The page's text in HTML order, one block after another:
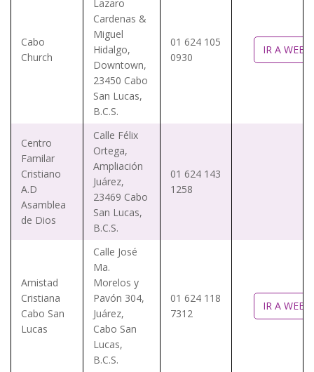
Cabo
Church
Lazaro
Cardenas &
Miguel
Hidalgo,
Downtown,
23450 Cabo
San Lucas,
B.C.S.
01 624 105
0930
IR A WEB
Centro
Familar
Cristiano
A.D
Asamblea
de Dios
Calle Félix
Ortega,
Ampliación
Juárez,
23469 Cabo
San Lucas,
B.C.S.
01 624 143
1258
Amistad
Cristiana
Cabo San
Lucas
Calle José
Ma.
Morelos y
Pavón 304,
Juárez,
Cabo San
Lucas,
B.C.S.
01 624 118
7312
IR A WEB